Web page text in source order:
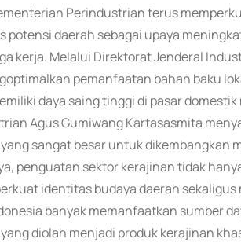
Perindustrian terus
potensi daerah sebagai upaya
kerja. Melalui Direktorat Jenderal
pemanfaatan bahan baku
daya saing tinggi di pasar domestik
Agus Gumiwang Kartasasmita
sangat besar untuk
penguatan sektor kerajinan tidak
identitas budaya daerah
banyak memanfaatkan sumber
diolah menjadi produk kerajinan